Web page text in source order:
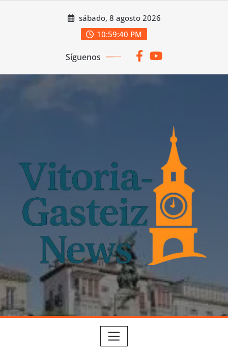
sábado, 8 agosto 2026
10:59:42 PM
Síguenos